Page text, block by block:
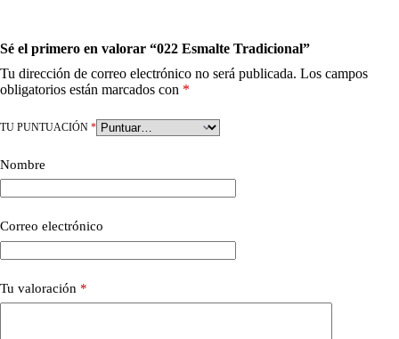
Sé el primero en valorar “022 Esmalte Tradicional”
Tu dirección de correo electrónico no será publicada. Los campos
obligatorios están marcados con *
TU PUNTUACIÓN *
Nombre
Correo electrónico
Tu valoración *